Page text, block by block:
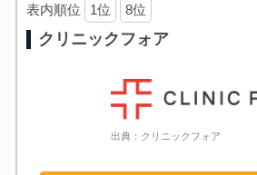
表内順位 1位 8位
クリニックフォア
出典：クリニックフォア